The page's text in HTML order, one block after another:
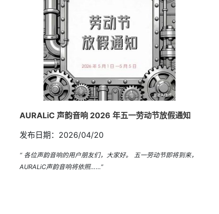
AURALiC 声韵音响 2026 年五一劳动节放假通知
发布日期：2026/04/20
“ 各位声韵音响的用户朋友们，大家好。 五一劳动节即将到来，
AURALiC声韵音响将依照……”